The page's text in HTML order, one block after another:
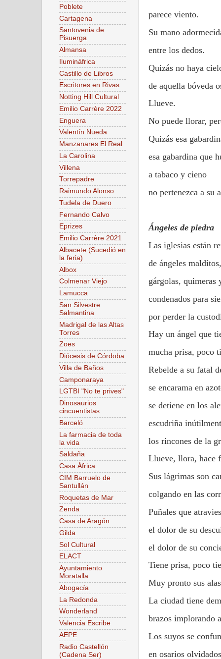
parece viento.
Su mano
entre los dedos.
Quizás no haya
de aquella bóveda
Llueve.
No puede llorar,
Quizás esa
esa gabardina que
a tabaco y cieno
no pertenezca a su
Ángeles de piedra
Las iglesias están
de ángeles malditos,
gárgolas, quimeras
condenados para
por perder la
Hay un ángel que
mucha prisa, poco
Rebelde a su fatal
se encarama en
se detiene en los
escudriña
los rincones de la
Llueve, llora, hace
Sus lágrimas son
colgando en las
Puñales que
el dolor de su
el dolor de su
Tiene prisa, poco
Muy pronto sus
La ciudad tiene
brazos implorando
Los suyos se
en osarios olvidados
Poblete
Cartagena
Santovenia de
Pisuerga
Almansa
Ilumináfrica
Castillo de Libros
Escritores en Rivas
Notting Hill Cultural
Emilio Carrère 2022
Enguera
Valentín Nueda
Manzanares El Real
La Carolina
Villena
Torrepadre
Raimundo Alonso
Tudela de Duero
Fernando Calvo
Eprizes
Emilio Carrère 2021
Albacete (Sucedió en
la feria)
Albox
Colmenar Viejo
Lamucca
San Silvestre
Salmantina
Madrigal de las Altas
Torres
Zoes
Diócesis de Córdoba
Villa de Baños
Camponaraya
LGTBI "No te prives"
Dinosaurios
cincuentistas
Barceló
La farmacia de toda
la vida
Saldaña
Casa África
CIM Barruelo de
Santullán
Roquetas de Mar
Zenda
Casa de Aragón
Gilda
Sol Cultural
ELACT
Ayuntamiento
Moratalla
Abogacía
La Redonda
Wonderland
Valencia Escribe
AEPE
Radio Castellón
(Cadena Ser)